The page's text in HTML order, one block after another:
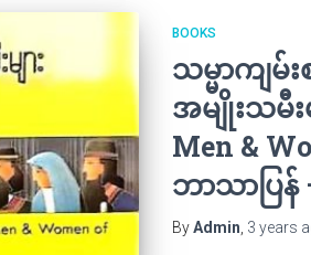
BOOKS
သမ္မာကျမ်
အမျိုးသမီး
Men &
ဘာသာပြန်
ByAdmin 3 years